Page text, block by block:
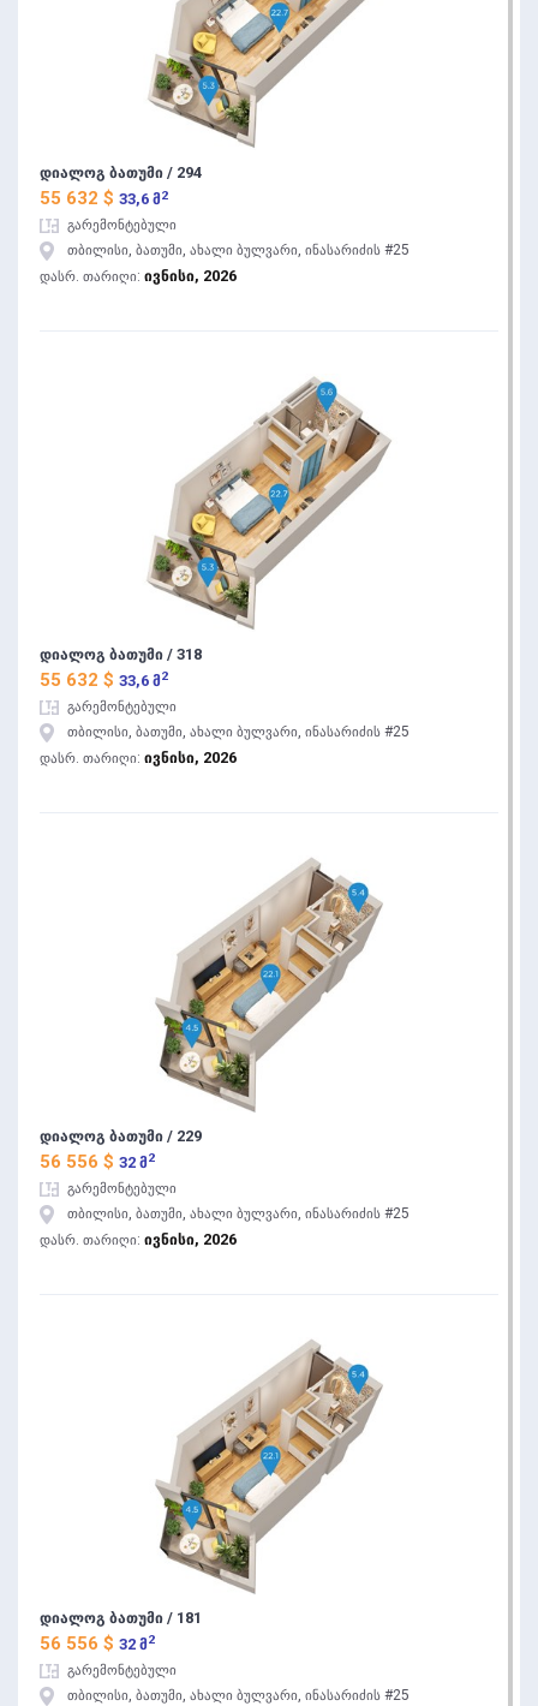
დიალოგ ბათუმი / 294
55 632 $ 33,6 მ 2
გარემონტებული
თბილისი, ბათუმი, ახალი ბულვარი, ინასარიძის #25
დასრ. თარიღი: ივნისი, 2026
დიალოგ ბათუმი / 318
55 632 $ 33,6 მ 2
გარემონტებული
თბილისი, ბათუმი, ახალი ბულვარი, ინასარიძის #25
დასრ. თარიღი: ივნისი, 2026
დიალოგ ბათუმი / 229
56 556 $ 32 მ 2
გარემონტებული
თბილისი, ბათუმი, ახალი ბულვარი, ინასარიძის #25
დასრ. თარიღი: ივნისი, 2026
დიალოგ ბათუმი / 181
56 556 $ 32 მ 2
გარემონტებული
თბილისი, ბათუმი, ახალი ბულვარი, ინასარიძის #25